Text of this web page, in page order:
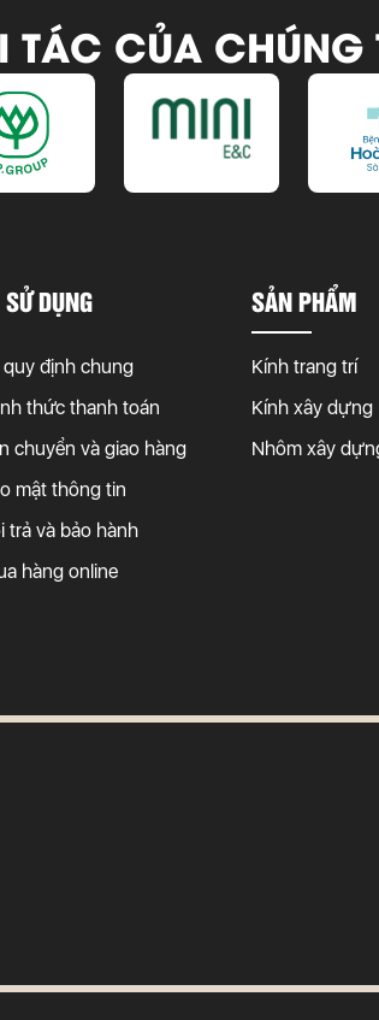
CỦA CHÚNG
DỤNG
định chung
thức thanh toán
chuyển và giao hàng
mật thông tin
trả và bảo hành
hàng online
SẢN PHẨM
Kính trang trí
Kính xây dựng
Nhôm xây